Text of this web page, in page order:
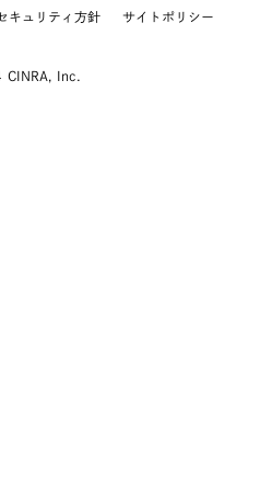
キュリティ方針 サイトポリシー
Inc.